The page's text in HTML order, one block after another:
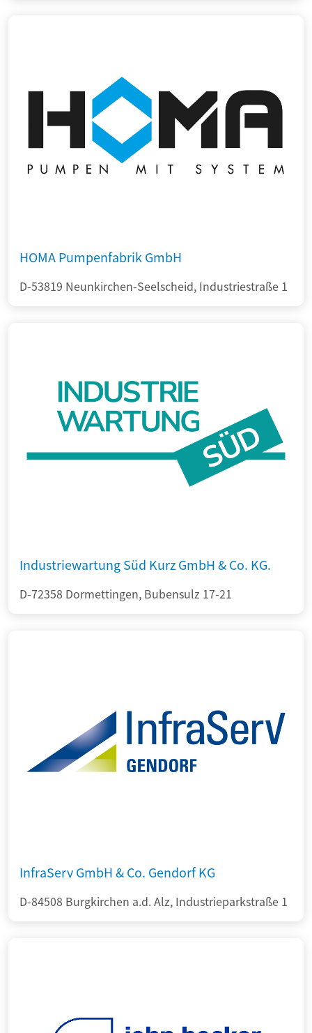
HOMA Pumpenfabrik GmbH
D-53819 Neunkirchen-Seelscheid, Industriestraße 1
Industriewartung Süd Kurz GmbH & Co. KG.
D-72358 Dormettingen, Bubensulz 17-21
InfraServ GmbH & Co. Gendorf KG
D-84508 Burgkirchen a.d. Alz, Industrieparkstraße 1